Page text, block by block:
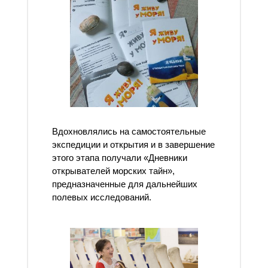
Вдохновлялись на самостоятельные
экспедиции и открытия и в завершение
этого этапа получали «Дневники
открывателей морских тайн»,
предназначенные для дальнейших
полевых исследований.